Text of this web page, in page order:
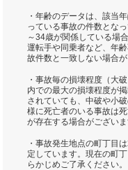
・年齢のデータは、該当
っている事故の件数とな
～34歳が関係している場
運転手や同乗者など、年
故件数と一致しない場合
・事故毎の損壊程度（大
内での最大の損壊程度が
されていても、中破や小
様に死亡者のいる事故は
が存在する場合がござい
・事故発生地点の町丁目
定しています。現在の町
らかじめご了承ください。